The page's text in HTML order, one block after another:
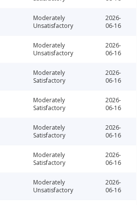
Moderately
Unsatisfactory
2026-
06-16
Moderately
Unsatisfactory
2026-
06-16
Moderately
Satisfactory
2026-
06-16
Moderately
Satisfactory
2026-
06-16
Moderately
Satisfactory
2026-
06-16
Moderately
Satisfactory
2026-
06-16
Moderately
Unsatisfactory
2026-
06-16